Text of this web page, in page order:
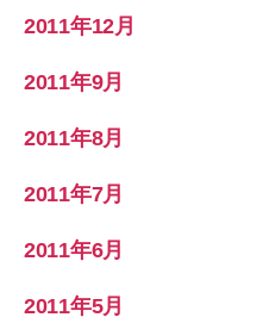
2011年12月
2011年9月
2011年8月
2011年7月
2011年6月
2011年5月